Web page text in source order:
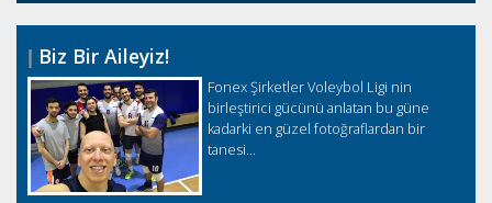
Biz Bir Aileyiz!
Fonex Şirketler Voleybol Ligi nin
birleştirici gücünü anlatan bu güne
kadarki en güzel fotoğraflardan bir
tanesi...